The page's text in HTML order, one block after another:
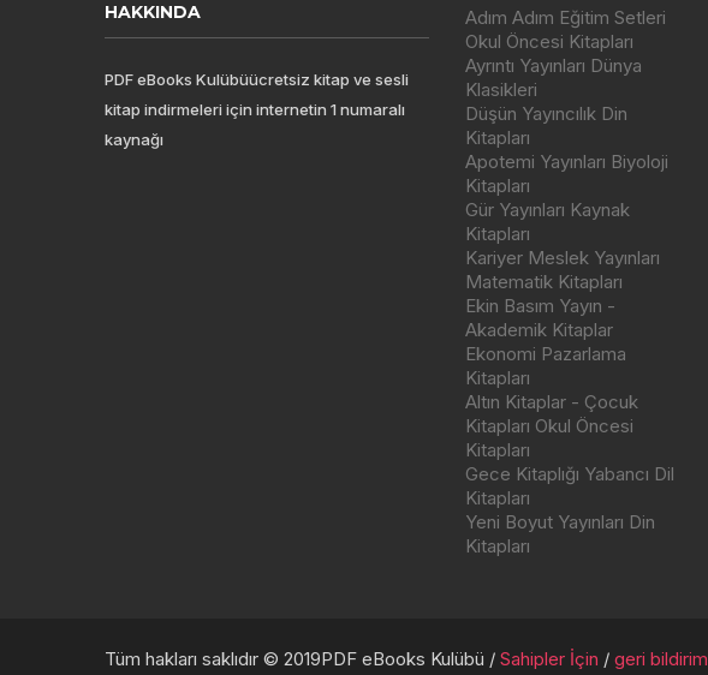
HAKKINDA
PDF eBooks Kulübüücretsiz kitap ve sesli
kitap indirmeleri için internetin 1 numaralı
kaynağı
Adım Adım Eğitim Setleri
Okul Öncesi Kitapları
Ayrıntı Yayınları Dünya
Klasikleri
Düşün Yayıncılık Din
Kitapları
Apotemi Yayınları Biyoloji
Kitapları
Gür Yayınları Kaynak
Kitapları
Kariyer Meslek Yayınları
Matematik Kitapları
Ekin Basım Yayın -
Akademik Kitaplar
Ekonomi Pazarlama
Kitapları
Altın Kitaplar - Çocuk
Kitapları Okul Öncesi
Kitapları
Gece Kitaplığı Yabancı Dil
Kitapları
Yeni Boyut Yayınları Din
Kitapları
Tüm hakları saklıdır © 2019PDF eBooks Kulübü / Sahipler İçin / geri bildirim